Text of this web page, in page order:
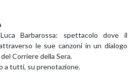
Barbarossa: spettacolo dove il
le sue canzoni in un dialogo
Corriere della Sera.
a tutti, su prenotazione.